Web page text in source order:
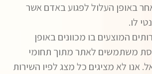
באופן העלול לפגוע באדם אשר
לו.
המוצעים בו מכוונים באופן
משתמשים לאתר מתוך תחומי
אנו לא מציגים כל מצג לפיו השירות